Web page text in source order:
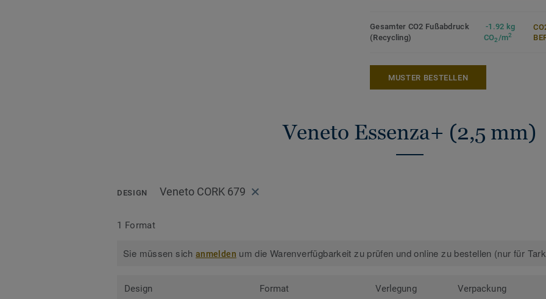
Gesamter CO2 Fußabdruck
(Recycling)
-1.92 kg
CO2/m2
MUSTER BESTELLEN
Veneto Essenza+ (2,5 mm)
DESIGN Veneto CORK 679
1 Format
Sie müssen sichanmelden um die Warenverfügbarkeit zu prüfen und online zu bestellen (nur für
Design Format Verlegung Verpackung